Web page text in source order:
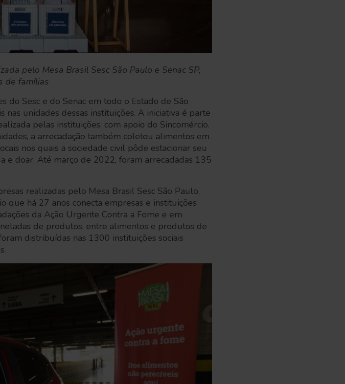
pelo Mesa Brasil Sesc São Paulo e Senac SP,
de famílias
Sesc e do Senac em todo o Estado de São
unidades dessas instituições. A iniciativa é parte
pelas instituições, com apoio do Sincomércio.
a arrecadação também coletou alimentos em
nos quais a sociedade civil pôde estacionar seu
e doar. Até março de 2022, foram arrecadadas 135
realizadas pelo Mesa Brasil Sesc São Paulo,
que há 27 anos conecta empresas e instituições
da Ação Urgente Contra a Fome e em
de produtos, entre alimentos e produtos de
distribuídas nas 1300 instituições sociais